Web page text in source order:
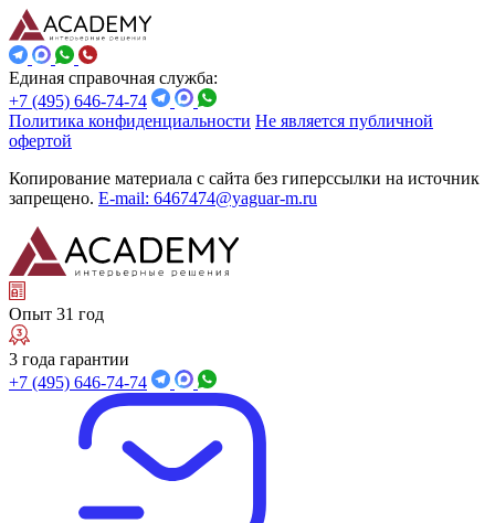
Единая справочная служба:
+7 (495) 646-74-74
Политика конфиденциальности Не является публичной
офертой
Копирование материала с сайта без гиперссылки на источник
запрещено. E-mail: 6467474@yaguar-m.ru
Опыт 31 год
3 года гарантии
+7 (495) 646-74-74